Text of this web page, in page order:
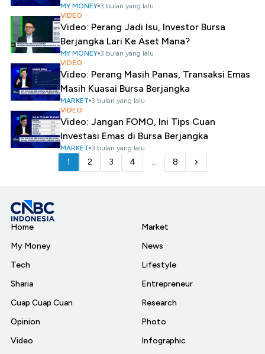
MY MONEY 3 bulan yang lalu
VIDEO
Video: Perang Jadi Isu, Investor Bursa
Berjangka Lari Ke Aset Mana?
MY MONEY 3 bulan yang lalu
VIDEO
Video: Perang Masih Panas, Transaksi Emas
Masih Kuasai Bursa Berjangka
MARKET 3 bulan yang lalu
VIDEO
Video: Jangan FOMO, Ini Tips Cuan
Investasi Emas di Bursa Berjangka
MARKET 3 bulan yang lalu
1 2 3 4 ... 8
Home
My Money
Tech
Sharia
Cuap Cuap Cuan
Opinion
Video
Market
News
Lifestyle
Entrepreneur
Research
Photo
Infographic